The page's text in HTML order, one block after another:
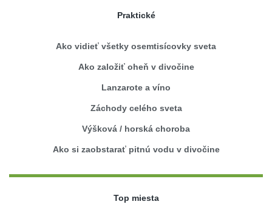
Praktické
Ako vidieť všetky osemtisícovky sveta
Ako založiť oheň v divočine
Lanzarote a víno
Záchody celého sveta
Výšková / horská choroba
Ako si zaobstarať pitnú vodu v divočine
Top miesta